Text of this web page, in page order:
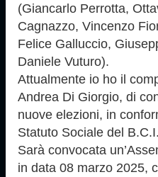
(Giancarlo Perrotta,
Cagnazzo, Vincenzo
Felice Galluccio,
Daniele Vuturo).
Attualmente io ho il
Andrea Di Giorgio, di
nuove elezioni, in
Statuto Sociale del B.C.I.
Sarà convocata
in data 08 marzo 2025,